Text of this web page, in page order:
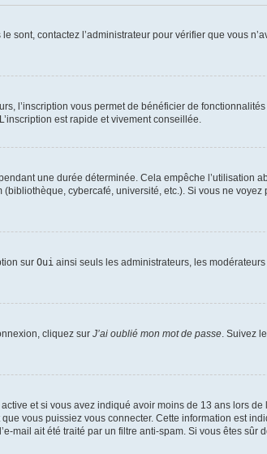
sont, contactez l’administrateur pour vérifier que vous
l’inscription vous permet de bénéficier de
est rapide et vivement conseillée.
une durée déterminée. Cela empêche l’utilisation
cybercafé, université, etc.). Si vous ne voyez
sur Oui ainsi seuls les administrateurs, les
cliquez sur J’ai oublié mon mot de passe. Suivez
et si vous avez indiqué avoir moins de 13 ans lors
vous puissiez vous connecter. Cette information est
mail ait été traité par un filtre anti-spam. Si vous êtes sûr